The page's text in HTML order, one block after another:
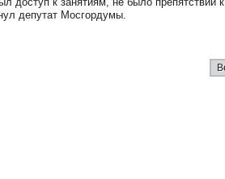
депутат Мосгордумы.